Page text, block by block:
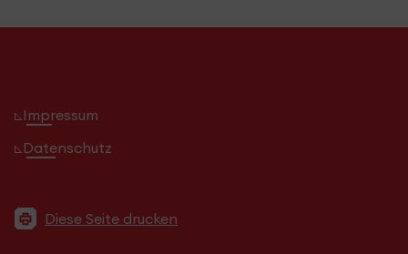
Impressum
Datenschutz
Diese Seite drucken